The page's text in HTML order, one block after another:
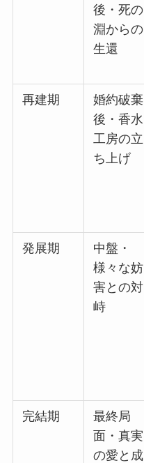
後・死の
淵からの
生還
再建期
婚約破棄
後・香水
工房の立
ち上げ
発展期
中盤・
様々な妨
害との対
峙
完結期
最終局
面・真実
の愛と成